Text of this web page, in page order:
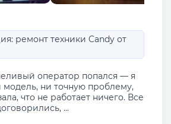
ремонт техники Candy от
оператор попался — я
модель, ни точную проблему,
что не работает ничего. Все
...